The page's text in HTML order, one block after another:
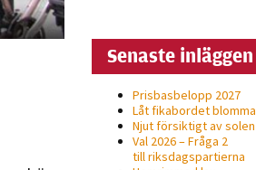
Senaste inläggen
Prisbasbelopp 2027
Låt fikabordet blomma
Njut försiktigt av solen
Val 2026 – Fråga 2
till riksdagspartierna